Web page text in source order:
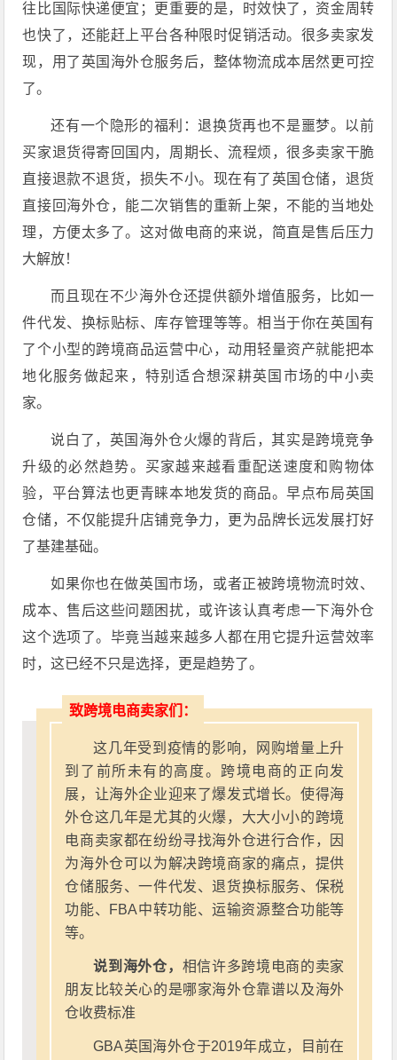
往比国际快递便宜；更重要的是，时效快了，资金周转
也快了，还能赶上平台各种限时促销活动。很多卖家发
现，用了英国海外仓服务后，整体物流成本居然更可控
了。
还有一个隐形的福利：退换货再也不是噩梦。以前
买家退货得寄回国内，周期长、流程烦，很多卖家干脆
直接退款不退货，损失不小。现在有了英国仓储，退货
直接回海外仓，能二次销售的重新上架，不能的当地处
理，方便太多了。这对做电商的来说，简直是售后压力
大解放！
而且现在不少海外仓还提供额外增值服务，比如一
件代发、换标贴标、库存管理等等。相当于你在英国有
了个小型的跨境商品运营中心，动用轻量资产就能把本
地化服务做起来，特别适合想深耕英国市场的中小卖
家。
说白了，英国海外仓火爆的背后，其实是跨境竞争
升级的必然趋势。买家越来越看重配送速度和购物体
验，平台算法也更青睐本地发货的商品。早点布局英国
仓储，不仅能提升店铺竞争力，更为品牌长远发展打好
了基建基础。
如果你也在做英国市场，或者正被跨境物流时效、
成本、售后这些问题困扰，或许该认真考虑一下海外仓
这个选项了。毕竟当越来越多人都在用它提升运营效率
时，这已经不只是选择，更是趋势了。
致跨境电商卖家们：
这几年受到疫情的影响，网购增量上升
到了前所未有的高度。跨境电商的正向发
展，让海外企业迎来了爆发式增长。使得海
外仓这几年是尤其的火爆，大大小小的跨境
电商卖家都在纷纷寻找海外仓进行合作，因
为海外仓可以为解决跨境商家的痛点，提供
仓储服务、一件代发、退货换标服务、保税
功能、FBA中转功能、运输资源整合功能等
等。
说到海外仓， 相信许多跨境电商的卖家
朋友比较关心的是哪家海外仓靠谱以及海外
仓收费标准
GBA英国海外仓于2019年成立，目前在